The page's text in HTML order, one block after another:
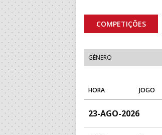
COMPETIÇÕES
HORA JOGO
23-AGO-2026